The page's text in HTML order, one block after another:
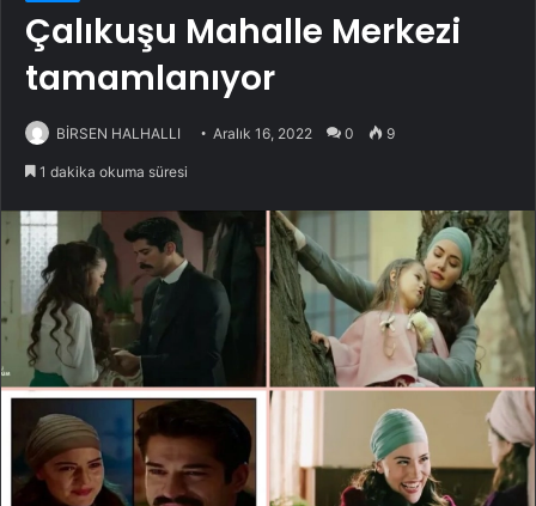
Çalıkuşu Mahalle Merkezi
tamamlanıyor
BİRSEN HALHALLI Aralık 16, 2022 0 9
1 dakika okuma süresi